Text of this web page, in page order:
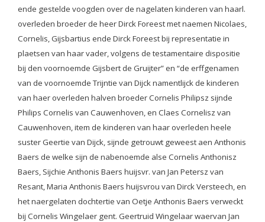
ende gestelde voogden over de nagelaten kinderen van haarl.
overleden broeder de heer Dirck Foreest met naemen Nicolaes,
Cornelis, Gijsbartius ende Dirck Foreest bij representatie in
plaetsen van haar vader, volgens de testamentaire dispositie
bij den voornoemde Gijsbert de Gruijter” en “de erffgenamen
van de voornoemde Trijntie van Dijck namentlijck de kinderen
van haer overleden halven broeder Cornelis Philipsz sijnde
Philips Cornelis van Cauwenhoven, en Claes Cornelisz van
Cauwenhoven, item de kinderen van haar overleden heele
suster Geertie van Dijck, sijnde getrouwt geweest aen Anthonis
Baers de welke sijn de nabenoemde alse Cornelis Anthonisz
Baers, Sijchie Anthonis Baers huijsvr. van Jan Petersz van
Resant, Maria Anthonis Baers huijsvrou van Dirck Versteech, en
het naergelaten dochtertie van Oetje Anthonis Baers verweckt
bij Cornelis Wingelaer gent. Geertruid Wingelaar waervan Jan